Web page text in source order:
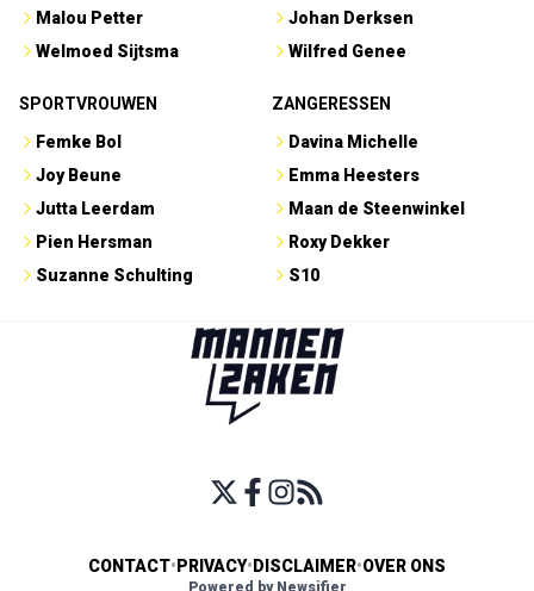
Malou Petter
Welmoed Sijtsma
Johan Derksen
Wilfred Genee
SPORTVROUWEN
Femke Bol
Joy Beune
Jutta Leerdam
Pien Hersman
Suzanne Schulting
ZANGERESSEN
Davina Michelle
Emma Heesters
Maan de Steenwinkel
Roxy Dekker
S10
CONTACT• PRIVACY• DISCLAIMER•OVER ONS
Powered by Newsifier